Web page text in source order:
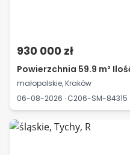
930 000 zł
Powierzchnia 59.9 m²
małopolskie, Kraków
06-08-2026 · C206-SM-84315